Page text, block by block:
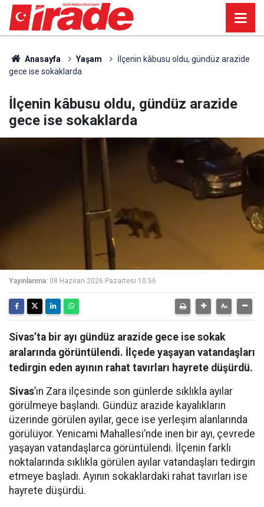
Anasayfa Yaşam
İlçenin kâbusu oldu, gündüz arazide
gece ise sokaklarda
İlçenin kâbusu oldu, gündüz arazide
gece ise sokaklarda
Yayınlanma: 08 Haziran 2026 Pazartesi 10:56
Sivas’ta bir ayı gündüz arazide gece ise sokak
aralarında görüntülendi. İlçede yaşayan vatandaşları
tedirgin eden ayının rahat tavırları hayrete düşürdü.
Sivas’ın Zara ilçesinde son günlerde sıklıkla ayılar
görülmeye başlandı. Gündüz arazide kayalıkların
üzerinde görülen ayılar, gece ise yerleşim alanlarında
görülüyor. Yenicami Mahallesi’nde inen bir ayı, çevrede
yaşayan vatandaşlarca görüntülendi. İlçenin farklı
noktalarında sıklıkla görülen ayılar vatandaşları tedirgin
etmeye başladı. Ayının sokaklardaki rahat tavırları ise
hayrete düşürdü.